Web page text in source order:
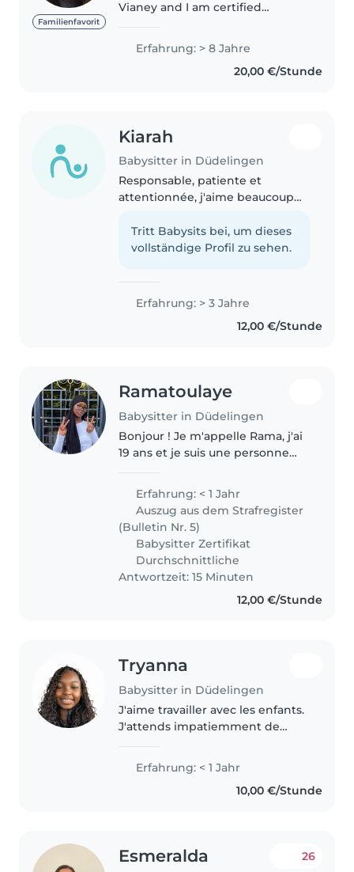
Familienfavorit
Vianey and I am certified
boys during a year. I give private
painting classes for children..
Erfahrung: > 8 Jahre
20,00 €/Stunde
Kiarah
Babysitter in Düdelingen
Responsable, patiente et
attentionnée, j'aime beaucoup
du temps avec eux. J'ai de
l'expérience grâce à ma petite
Tritt Babysits bei, um dieses
vollständige Profil zu sehen.
Erfahrung: > 3 Jahre
12,00 €/Stunde
Ramatoulaye
Babysitter in Düdelingen
Bonjour ! Je m'appelle Rama, j'ai
19 ans et je suis une personne
d'humour, qui aime bien passer
du temps avec les enfants. J'ai
un certificat babysitting..
Erfahrung: < 1 Jahr
Auszug aus dem Strafregister
(Bulletin Nr. 5)
Babysitter Zertifikat
Durchschnittliche
Antwortzeit: 15 Minuten
12,00 €/Stunde
Tryanna
Babysitter in Düdelingen
J'aime travailler avec les enfants.
J'attends impatiemment de
pouvez me contacter si vous
avez des questions concernant
mon expérience de travail avec..
Erfahrung: < 1 Jahr
10,00 €/Stunde
Esmeralda 26